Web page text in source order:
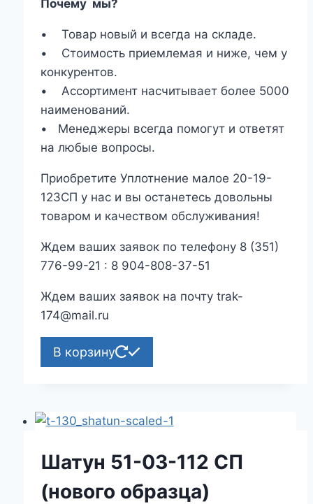
Почему мы?
• Товар новый и всегда на складе.
• Стоимость приемлемая и ниже, чем у
конкурентов.
• Ассортимент насчитывает более 5000
наименований.
• Менеджеры всегда помогут и ответят
на любые вопросы.
Приобретите Уплотнение малое 20-19-
123СП у нас и вы останетесь довольны
товаром и качеством обслуживания!
Ждем ваших заявок по телефону 8 (351)
776-99-21 : 8 904-808-37-51
Ждем ваших заявок на почту trak-
174@mail.ru
В корзину
Шатун 51-03-112 СП
(нового образца)